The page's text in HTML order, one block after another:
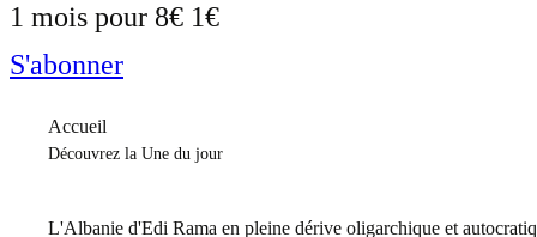
1 mois pour 8€ 1€
S'abonner
Accueil
Découvrez la Une du jour
L'Albanie d'Edi Rama en pleine dérive oligarchique et